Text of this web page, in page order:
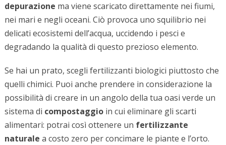
depurazione ma viene scaricato direttamente nei fiumi,
nei mari e negli oceani. Ciò provoca uno squilibrio nei
delicati ecosistemi dell’acqua, uccidendo i pesci e
degradando la qualità di questo prezioso elemento.
Se hai un prato, scegli fertilizzanti biologici piuttosto che
quelli chimici. Puoi anche prendere in considerazione la
possibilità di creare in un angolo della tua oasi verde un
sistema di compostaggioin cui eliminare gli scarti
alimentari: potrai così ottenere un fertilizzante
naturale a costo zero per concimare le piante e l’orto.